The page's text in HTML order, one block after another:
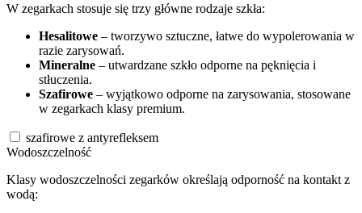
W zegarkach stosuje się trzy główne rodzaje szkła:
Hesalitowe – tworzywo sztuczne, łatwe do wypolerowania w
razie zarysowań.
Mineralne – utwardzane szkło odporne na pęknięcia i
stłuczenia.
Szafirowe – wyjątkowo odporne na zarysowania, stosowane
w zegarkach klasy premium.
szafirowe z antyrefleksem
Wodoszczelność
Klasy wodoszczelności zegarków określają odporność na kontakt z
wodą: